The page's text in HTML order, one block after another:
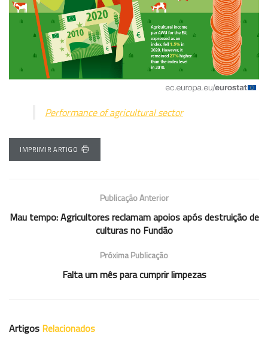
Performance of agricultural sector
IMPRIMIR ARTIGO
Publicação Anterior
Mau tempo: Agricultores reclamam apoios após destruição de
culturas no Fundão
Próxima Publicação
Falta um mês para cumprir limpezas
Artigos Relacionados